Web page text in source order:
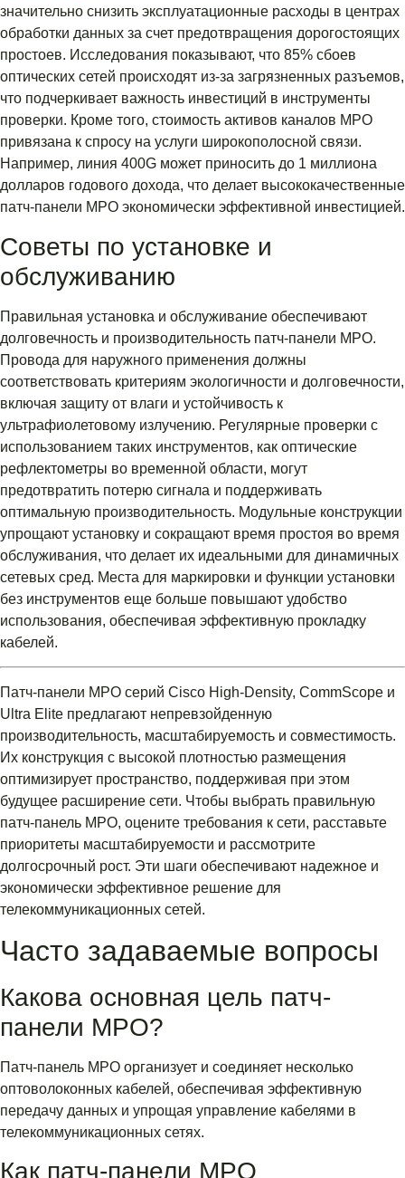
значительно снизить эксплуатационные расходы в центрах
обработки данных за счет предотвращения дорогостоящих
простоев. Исследования показывают, что 85% сбоев
оптических сетей происходят из-за загрязненных разъемов,
что подчеркивает важность инвестиций в инструменты
проверки. Кроме того, стоимость активов каналов MPO
привязана к спросу на услуги широкополосной связи.
Например, линия 400G может приносить до 1 миллиона
долларов годового дохода, что делает высококачественные
патч-панели MPO экономически эффективной инвестицией.
Советы по установке и
обслуживанию
Правильная установка и обслуживание обеспечивают
долговечность и производительность патч-панели MPO.
Провода для наружного применения должны
соответствовать критериям экологичности и долговечности,
включая защиту от влаги и устойчивость к
ультрафиолетовому излучению. Регулярные проверки с
использованием таких инструментов, как оптические
рефлектометры во временной области, могут
предотвратить потерю сигнала и поддерживать
оптимальную производительность. Модульные конструкции
упрощают установку и сокращают время простоя во время
обслуживания, что делает их идеальными для динамичных
сетевых сред. Места для маркировки и функции установки
без инструментов еще больше повышают удобство
использования, обеспечивая эффективную прокладку
кабелей.
Патч-панели MPO серий Cisco High-Density, CommScope и
Ultra Elite предлагают непревзойденную
производительность, масштабируемость и совместимость.
Их конструкция с высокой плотностью размещения
оптимизирует пространство, поддерживая при этом
будущее расширение сети. Чтобы выбрать правильную
патч-панель MPO, оцените требования к сети, расставьте
приоритеты масштабируемости и рассмотрите
долгосрочный рост. Эти шаги обеспечивают надежное и
экономически эффективное решение для
телекоммуникационных сетей.
Часто задаваемые вопросы
Какова основная цель патч-
панели MPO?
Патч-панель MPO организует и соединяет несколько
оптоволоконных кабелей, обеспечивая эффективную
передачу данных и упрощая управление кабелями в
телекоммуникационных сетях.
Как патч-панели MPO